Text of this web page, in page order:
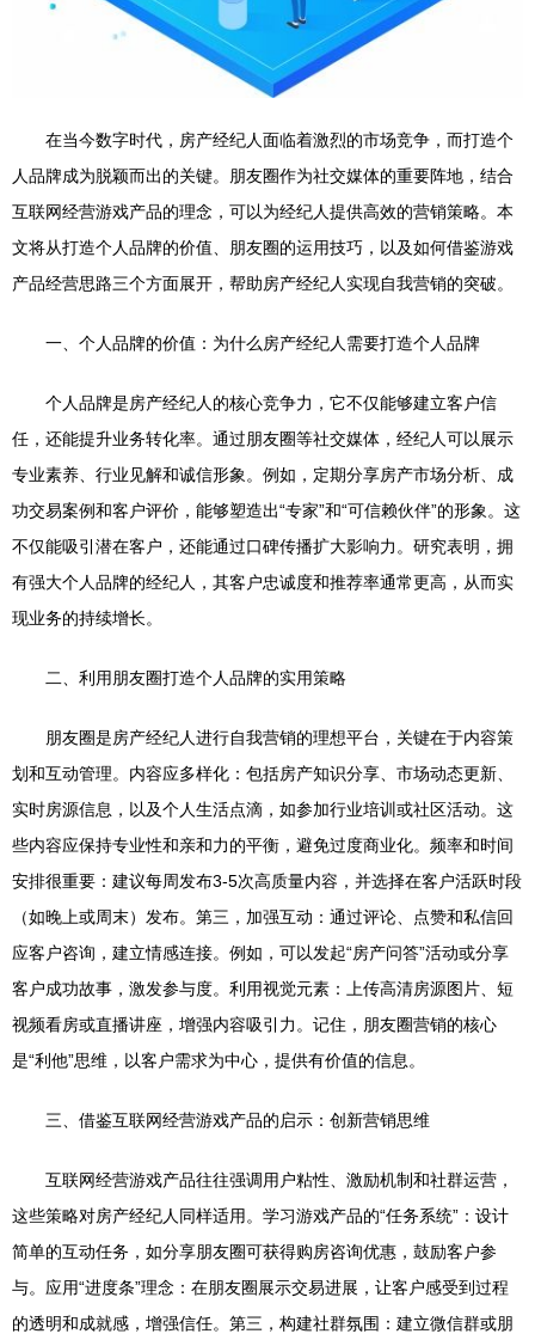
在当今数字时代，房产经纪人面临着激烈的市场竞争，而打造个
人品牌成为脱颖而出的关键。朋友圈作为社交媒体的重要阵地，结合
互联网经营游戏产品的理念，可以为经纪人提供高效的营销策略。本
文将从打造个人品牌的价值、朋友圈的运用技巧，以及如何借鉴游戏
产品经营思路三个方面展开，帮助房产经纪人实现自我营销的突破。
一、个人品牌的价值：为什么房产经纪人需要打造个人品牌
个人品牌是房产经纪人的核心竞争力，它不仅能够建立客户信
任，还能提升业务转化率。通过朋友圈等社交媒体，经纪人可以展示
专业素养、行业见解和诚信形象。例如，定期分享房产市场分析、成
功交易案例和客户评价，能够塑造出“专家”和“可信赖伙伴”的形象。这
不仅能吸引潜在客户，还能通过口碑传播扩大影响力。研究表明，拥
有强大个人品牌的经纪人，其客户忠诚度和推荐率通常更高，从而实
现业务的持续增长。
二、利用朋友圈打造个人品牌的实用策略
朋友圈是房产经纪人进行自我营销的理想平台，关键在于内容策
划和互动管理。内容应多样化：包括房产知识分享、市场动态更新、
实时房源信息，以及个人生活点滴，如参加行业培训或社区活动。这
些内容应保持专业性和亲和力的平衡，避免过度商业化。频率和时间
安排很重要：建议每周发布3-5次高质量内容，并选择在客户活跃时段
（如晚上或周末）发布。第三，加强互动：通过评论、点赞和私信回
应客户咨询，建立情感连接。例如，可以发起“房产问答”活动或分享
客户成功故事，激发参与度。利用视觉元素：上传高清房源图片、短
视频看房或直播讲座，增强内容吸引力。记住，朋友圈营销的核心
是“利他”思维，以客户需求为中心，提供有价值的信息。
三、借鉴互联网经营游戏产品的启示：创新营销思维
互联网经营游戏产品往往强调用户粘性、激励机制和社群运营，
这些策略对房产经纪人同样适用。学习游戏产品的“任务系统”：设计
简单的互动任务，如分享朋友圈可获得购房咨询优惠，鼓励客户参
与。应用“进度条”理念：在朋友圈展示交易进展，让客户感受到过程
的透明和成就感，增强信任。第三，构建社群氛围：建立微信群或朋